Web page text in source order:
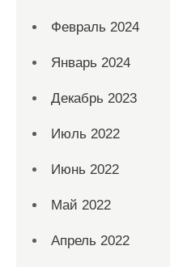
Февраль 2024
Январь 2024
Декабрь 2023
Июль 2022
Июнь 2022
Май 2022
Апрель 2022